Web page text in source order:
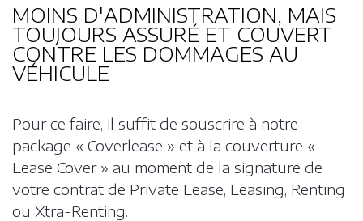
Matomo Tag Manager
NL
NOTRE BROCHURE
FAQ
MOINS D'ADMINISTRATION, MAIS
TOUJOURS ASSURÉ ET COUVERT
CONTRE LES DOMMAGES AU
VÉHICULE
Pour ce faire, il suffit de souscrire à notre
package « Coverlease » et à la couverture «
Lease Cover » au moment de la signature de
votre contrat de Private Lease, Leasing, Renting
ou Xtra-Renting.